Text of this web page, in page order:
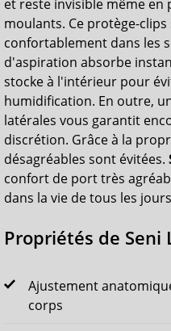
et reste invisible même
moulants. Ce protège-
confortablement dans les
d'aspiration absorbe
stocke à l'intérieur pour
humidification. En outre,
latérales vous garantit
discrétion. Grâce à la
désagréables sont évitées.
confort de port très
dans la vie de tous les
Propriétés de Seni
Ajustement
corps